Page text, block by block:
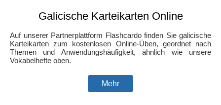
Galicische Karteikarten Online
Auf unserer Partnerplattform Flashcardo finden Sie galicische
Karteikarten zum kostenlosen Online-Üben, geordnet nach
Themen und Anwendungshäufigkeit, ähnlich wie unsere
Vokabelhefte oben.
Mehr